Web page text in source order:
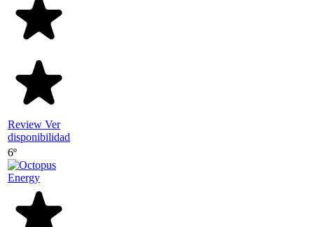
Review Ver
disponibilidad
6º